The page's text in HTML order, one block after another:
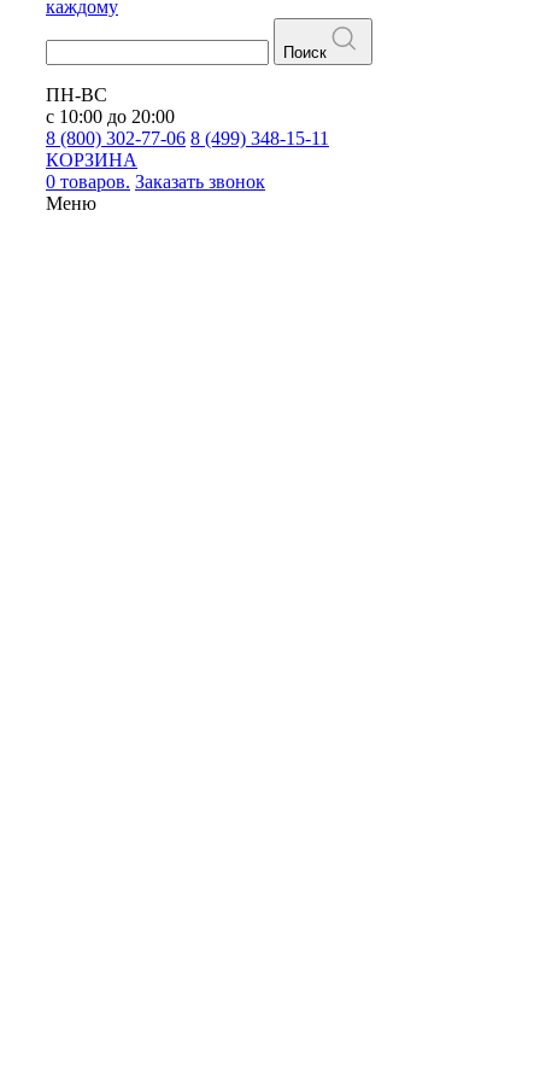
каждому
Поиск
ПН-ВС
с 10:00 до 20:00
8 (800) 302-77-06 8 (499) 348-15-11
КОРЗИНА
0 товаров. Заказать звонок
Меню